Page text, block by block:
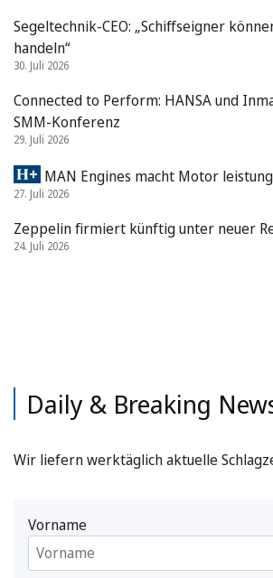
Segeltechnik-CEO: „Schiffseigner
handeln“
30. Juli 2026
Connected to Perform: HANSA und
SMM-Konferenz
29. Juli 2026
MAN Engines macht Motor
27. Juli 2026
Zeppelin firmiert künftig unter neuer
24. Juli 2026
Daily & Breaking
Wir liefern werktäglich aktuelle
Vorname